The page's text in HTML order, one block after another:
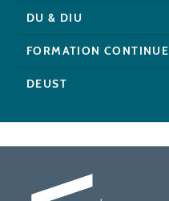
DU & DIU
FORMATION CONTINUE
DEUST